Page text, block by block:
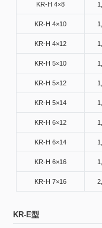
KR-H 4×8
KR-H 4×10
KR-H 4×12
KR-H 5×10
KR-H 5×12
KR-H 5×14
KR-H 6×12
KR-H 6×14
KR-H 6×16
KR-H 7×16
KR-E型